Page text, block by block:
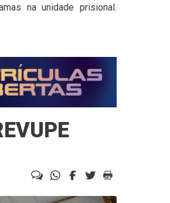
na unidade prisional.